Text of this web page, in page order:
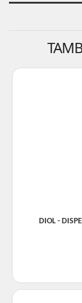
DIOL -